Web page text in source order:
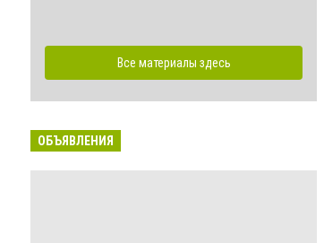
Все материалы здесь
ОБЪЯВЛЕНИЯ